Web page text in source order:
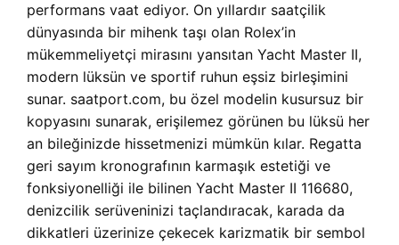
performans vaat ediyor. On yıllardır saatçilik
dünyasında bir mihenk taşı olan Rolex’in
mükemmeliyetçi mirasını yansıtan Yacht Master II,
modern lüksün ve sportif ruhun eşsiz birleşimini
sunar. saatport.com, bu özel modelin kusursuz bir
kopyasını sunarak, erişilemez görünen bu lüksü her
an bileğinizde hissetmenizi mümkün kılar. Regatta
geri sayım kronografının karmaşık estetiği ve
fonksiyonelliği ile bilinen Yacht Master II 116680,
denizcilik serüveninizi taçlandıracak, karada da
dikkatleri üzerinize çekecek karizmatik bir sembol